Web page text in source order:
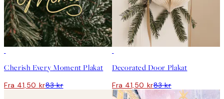
Cherish Every Moment Plakat
Fra 41,50 kr83 kr
Decorated Door Plakat
Fra 41,50 kr83 kr